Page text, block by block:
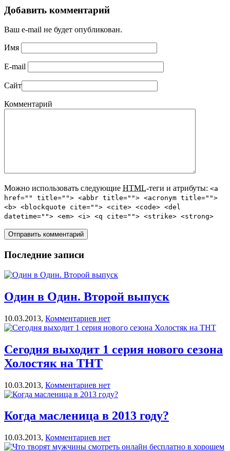
Добавить комментарий
Ваш e-mail не будет опубликован.
Имя
E-mail
Сайт
Комментарий
Можно использовать следующие HTML-теги и атрибуты: <a
href="" title=""> <abbr title=""> <acronym title="">
<b> <blockquote cite=""> <cite> <code> <del
datetime=""> <em> <i> <q cite=""> <strike> <strong>
Последние записи
Один в Один. Второй выпуск
10.03.2013, Комментариев нет
Сегодня выходит 1 серия нового сезона
Холостяк на ТНТ
10.03.2013, Комментариев нет
Когда масленица в 2013 году?
10.03.2013, Комментариев нет